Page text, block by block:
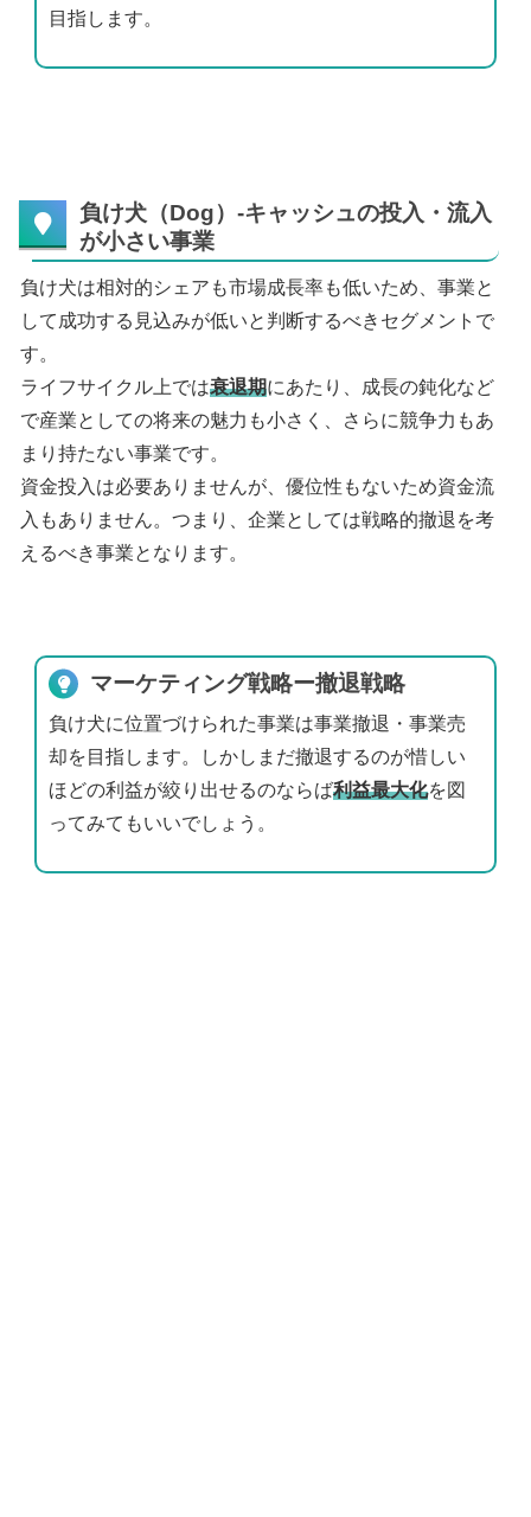
目指します。
負け犬（Dog）-キャッシュの投入・流入
が小さい事業
負け犬は相対的シェアも市場成長率も低いため、事業と
して成功する見込みが低いと判断するべきセグメントで
す。
ライフサイクル上では衰退期にあたり、成長の鈍化など
で産業としての将来の魅力も小さく、さらに競争力もあ
まり持たない事業です。
資金投入は必要ありませんが、優位性もないため資金流
入もありません。つまり、企業としては戦略的撤退を考
えるべき事業となります。
マーケティング戦略ー撤退戦略
負け犬に位置づけられた事業は事業撤退・事業売
却を目指します。しかしまだ撤退するのが惜しい
ほどの利益が絞り出せるのならば利益最大化を図
ってみてもいいでしょう。